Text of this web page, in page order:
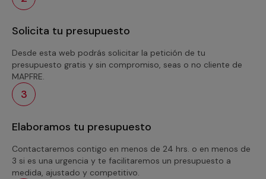
Solicita tu presupuesto
Desde esta web podrás solicitar la petición de tu
presupuesto gratis y sin compromiso, seas o no cliente de
MAPFRE.
3
Elaboramos tu presupuesto
Contactaremos contigo en menos de 24 hrs. o en menos de
3 si es una urgencia y te facilitaremos un presupuesto a
medida, ajustado y competitivo.